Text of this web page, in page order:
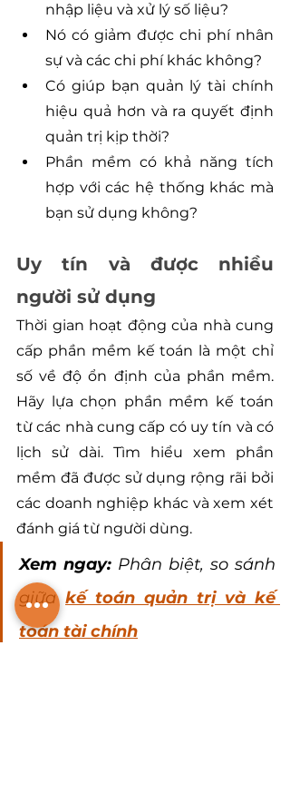
nhập liệu và xử lý số liệu?
Nó có giảm được chi phí nhân
sự và các chi phí khác không?
Có giúp bạn quản lý tài chính
hiệu quả hơn và ra quyết định
quản trị kịp thời?
Phần mềm có khả năng tích
hợp với các hệ thống khác mà
bạn sử dụng không?
Uy tín và được nhiều
người sử dụng
Thời gian hoạt động của nhà cung
cấp phần mềm kế toán là một chỉ
số về độ ổn định của phần mềm.
Hãy lựa chọn phần mềm kế toán
từ các nhà cung cấp có uy tín và có
lịch sử dài. Tìm hiểu xem phần
mềm đã được sử dụng rộng rãi bởi
các doanh nghiệp khác và xem xét
đánh giá từ người dùng.
Xem ngay: Phân biệt, so sánh
giữa kế toán quản trị và kế
toán tài chính